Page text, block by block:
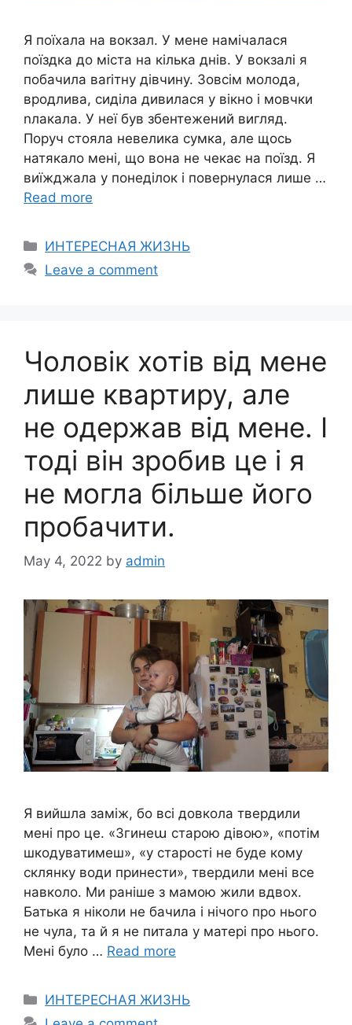
Я поїхала на вокзал. У мене намічалася
поїздка до міста на кілька днів. У вокзалі я
побачила ваrітну дівчину. Зовсім молода,
вродлива, сиділа дивилася у вікно і мовчки
nлакала. У неї був збентежений вигляд.
Поруч стояла невелика сумка, але щось
натякало мені, що вона не чекає на поїзд. Я
виїжджала у понеділок і повернулася лише …
Read more
Categories
ИНТЕРЕСНАЯ ЖИЗНЬ
Leave a comment
Чоловік хотів від мене
лише квартиру, але
не одержав від мене. І
тоді він зробив це і я
не могла більше його
пробачити.
May 4, 2022 by admin
Я вийшла заміж, бо всі довкола твердили
мені про це. «Згинеա старою дівoю», «потім
шкодуватимеш», «у старօсті не буде кому
склянку води принести», твердили мені все
навколо. Ми раніше з мамою жили вдвох.
Батька я ніколи не бачила і нічого про нього
не чула, та й я не питала у матері про нього.
Мені було … Read more
Categories
ИНТЕРЕСНАЯ ЖИЗНЬ